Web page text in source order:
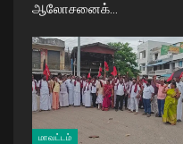
ஆலோசனைக்…
மாவட்டம்